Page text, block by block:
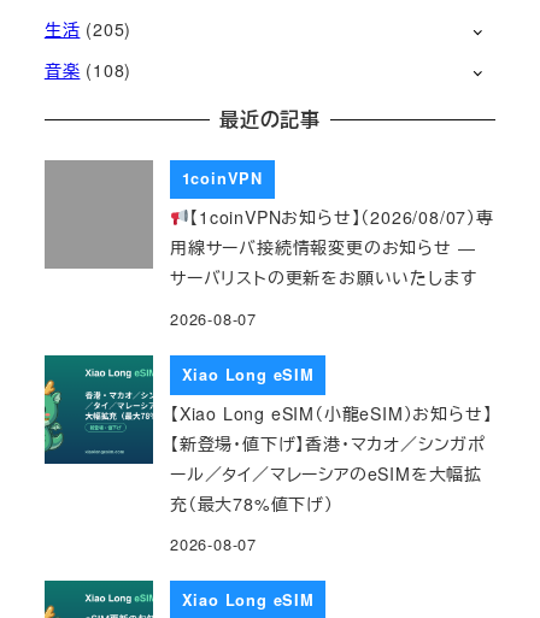
生活 (205)
音楽 (108)
最近の記事
1coinVPN
【1coinVPNお知らせ】（2026/08/07）専
用線サーバ接続情報変更のお知らせ ―
サーバリストの更新をお願いいたします
2026-08-07
Xiao Long eSIM
【Xiao Long eSIM（小龍eSIM）お知らせ】
【新登場・値下げ】香港・マカオ／シンガポ
ール／タイ／マレーシアのeSIMを大幅拡
充（最大78%値下げ）
2026-08-07
Xiao Long eSIM